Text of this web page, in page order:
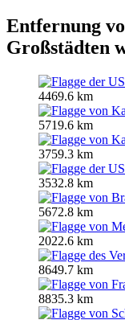
Entfernung
Großstädten
4469.6 km
5719.6 km
3759.3 km
3532.8 km
5672.8 km
2022.6 km
8649.7 km
8835.3 km